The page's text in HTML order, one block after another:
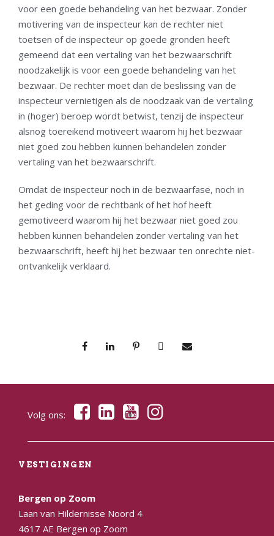
voor een goede behandeling van het bezwaar. Zonder
motivering van de inspecteur kan de rechter niet
toetsen of de inspecteur op goede gronden heeft
gemeend dat een vertaling van het bezwaarschrift
noodzakelijk is voor een goede behandeling van het
bezwaar. De rechter moet dan de beslissing van de
inspecteur vernietigen als de noodzaak van de vertaling
in (hoger) beroep wordt betwist, tenzij de inspecteur
alsnog toereikend motiveert waarom hij het bezwaar
niet goed zou hebben kunnen behandelen zonder
vertaling van het bezwaarschrift.
Omdat de inspecteur noch in de bezwaarfase, noch in
het geding voor de rechtbank of het hof heeft
gemotiveerd waarom hij het bezwaar niet goed zou
hebben kunnen behandelen zonder vertaling van het
bezwaarschrift, heeft hij het bezwaar ten onrechte niet-
ontvankelijk verklaard.
Volg ons:
VESTIGINGEN
Bergen op Zoom
Laan van Hildernisse Noord 4
4617 AE Bergen op Zoom